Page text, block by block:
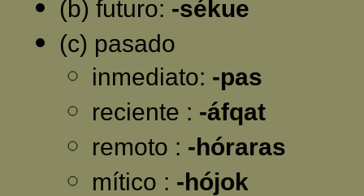
(b) futuro: -sékue
(c) pasado
inmediato: -pas
reciente : -áfqat
remoto : -hóraras
mítico : -hójok